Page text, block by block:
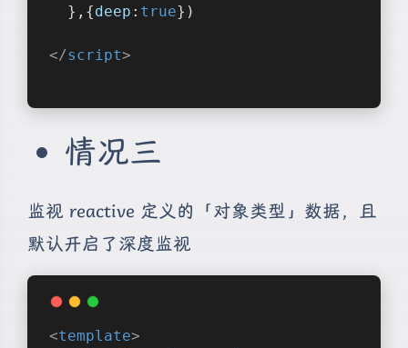
  },{
deep : true})
</script>
情况三
监视 reactive 定义的「对象类型」数据，且
默认开启了深度监视
<template>